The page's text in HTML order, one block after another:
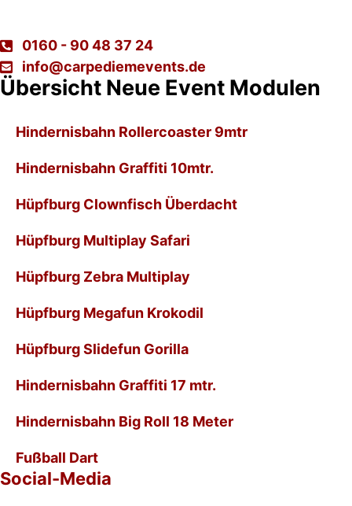
0160 - 90 48 37 24
info@carpediemevents.de
Übersicht Neue Event Modulen
Hindernisbahn Rollercoaster 9mtr
Hindernisbahn Graffiti 10mtr.
Hüpfburg Clownfisch Überdacht
Hüpfburg Multiplay Safari
Hüpfburg Zebra Multiplay
Hüpfburg Megafun Krokodil
Hüpfburg Slidefun Gorilla
Hindernisbahn Graffiti 17 mtr.
Hindernisbahn Big Roll 18 Meter
Fußball Dart
Social-Media